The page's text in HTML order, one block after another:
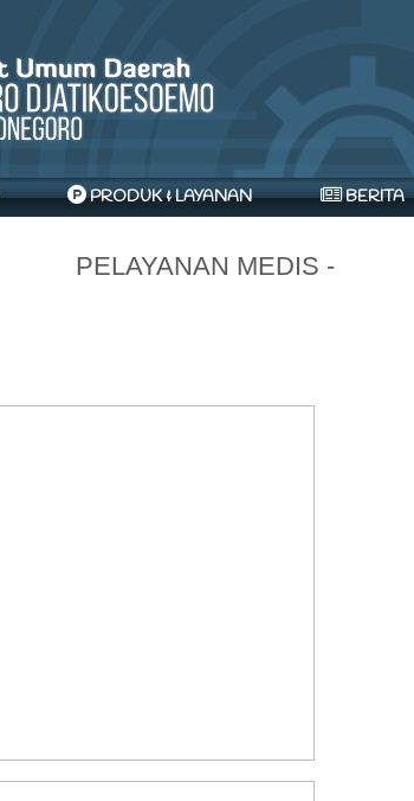
PRODUK & LAYANAN BERITA
PELAYANAN MEDIS -